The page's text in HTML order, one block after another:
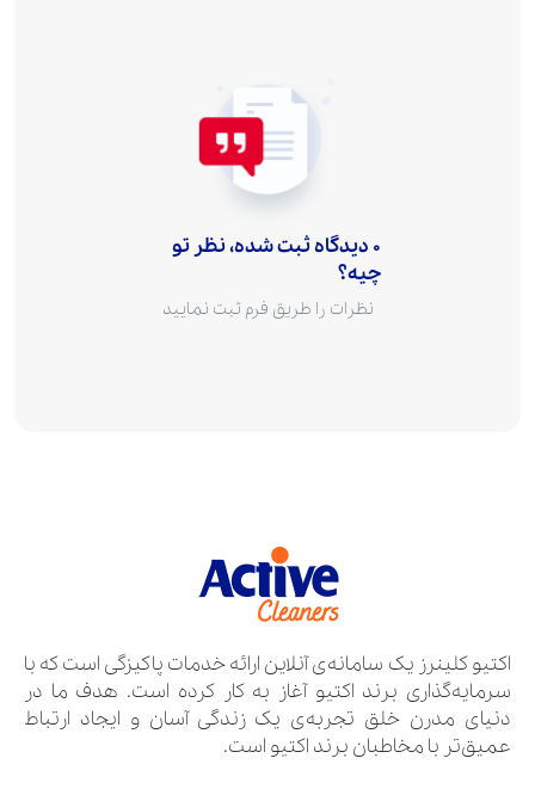
0 دیدگاه ثبت شده، نظر تو
چیه؟
نظرات را طریق فرم ثبت نمایید
اکتیو کلینرز یک سامانه‌ی آنلاین ارائه خدمات پاکیزگی است که با
سرمایه‌گذاری برند اکتیو آغاز به کار کرده است. هدف ما در
دنیای مدرن خلق تجربه‌ی یک زندگی آسان و ایجاد ارتباط
عمیق‌تر با مخاطبان برند اکتیو است.